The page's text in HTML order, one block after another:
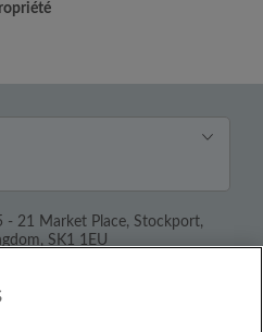
21 Market Place, Stockport,
SK1 1EU